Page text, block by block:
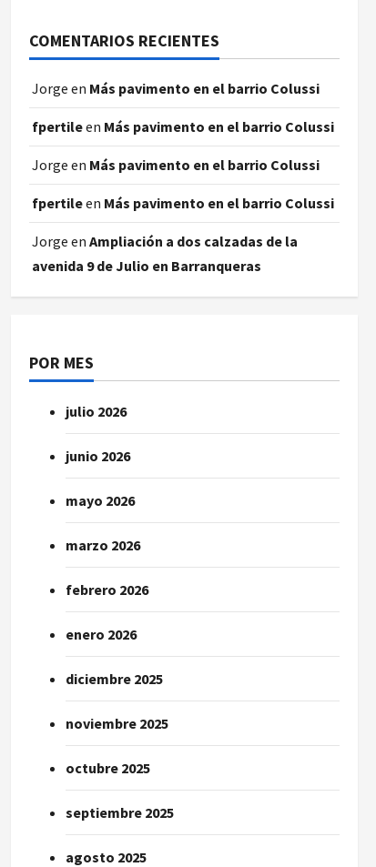
COMENTARIOS RECIENTES
Jorge en Más pavimento en el barrio Colussi
fpertileen Más pavimento en el barrio Colussi
Jorge en Más pavimento en el barrio Colussi
fpertileen Más pavimento en el barrio Colussi
Jorge en Ampliación a dos calzadas de la
avenida 9 de Julio en Barranqueras
POR MES
julio 2026
junio 2026
mayo 2026
marzo 2026
febrero 2026
enero 2026
diciembre 2025
noviembre 2025
octubre 2025
septiembre 2025
agosto 2025